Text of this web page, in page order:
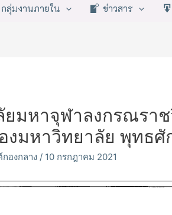
กลุ่มงานภายใน ข่าวสาร
มหาจุฬาลงกรณรา
งมหาวิทยาลัย พุทธ
องกลาง / 10 กรกฎาคม 2021